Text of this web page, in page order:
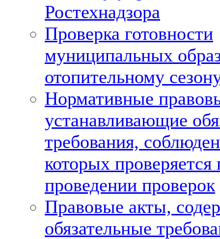
Ростехнадзора
Проверка готовности
муниципальных
отопительному
Нормативные
устанавливающие
требования,
которых проверяется
проведении проверок
Правовые акты,
обязательные